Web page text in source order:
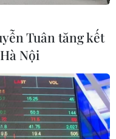
phomát của Italy,
Scotland, bánh
sẽ đẩy giá tăng
Tuân tăng kết
Nội